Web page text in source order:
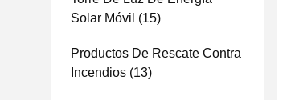
Solar Móvil (15)
Productos De Rescate Contra
Incendios (13)